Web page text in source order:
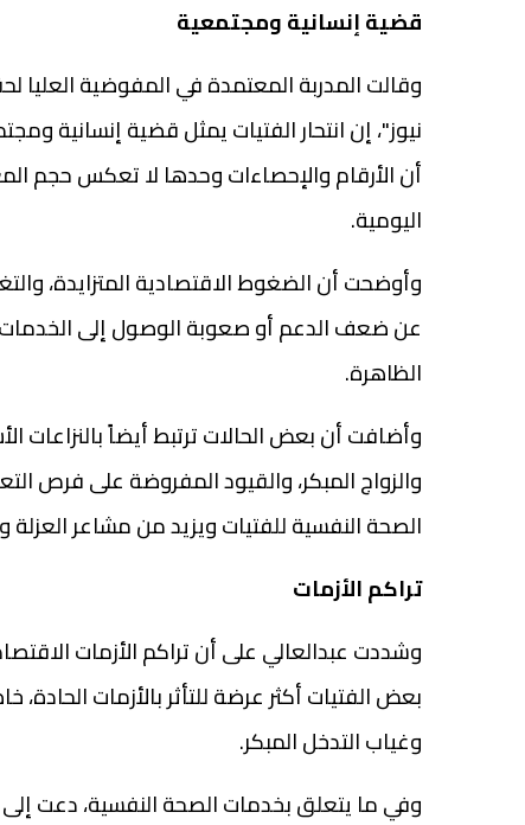
قضية إنسانية ومجتمعية
وقالت المدربة المعتمدة في المفوضية العليا
نيوز"، إن انتحار الفتيات يمثل قضية إنسانية
أن الأرقام والإحصاءات وحدها لا تعكس حجم
اليومية.
وأوضحت أن الضغوط الاقتصادية المتزايدة،
عن ضعف الدعم أو صعوبة الوصول إلى
الظاهرة.
وأضافت أن بعض الحالات ترتبط أيضاً بالنزاعات
والزواج المبكر، والقيود المفروضة على فرص
الصحة النفسية للفتيات ويزيد من مشاعر
تراكم الأزمات
وشددت عبدالعالي على أن تراكم الأزمات
بعض الفتيات أكثر عرضة للتأثر بالأزمات
وغياب التدخل المبكر.
وفي ما يتعلق بخدمات الصحة النفسية، دعت